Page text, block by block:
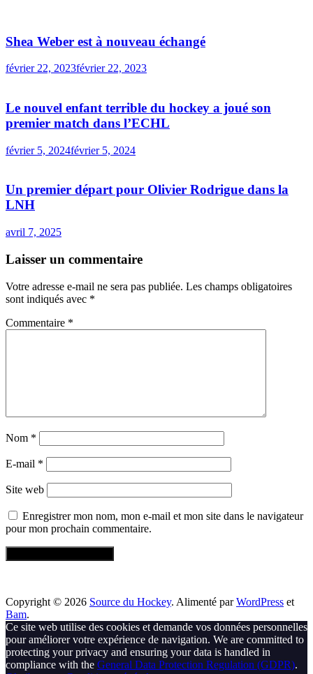
Shea Weber est à nouveau échangé
février 22, 2023février 22, 2023
Le nouvel enfant terrible du hockey a joué son
premier match dans l’ECHL
février 5, 2024février 5, 2024
Un premier départ pour Olivier Rodrigue dans la
LNH
avril 7, 2025
Laisser un commentaire
Votre adresse e-mail ne sera pas publiée. Les champs obligatoires
sont indiqués avec *
Commentaire *
Nom *
E-mail *
Site web
Enregistrer mon nom, mon e-mail et mon site dans le navigateur
pour mon prochain commentaire.
Copyright © 2026 Source du Hockey. Alimenté parWordPress et
Bam.
Ce site web utilise des cookies et demande vos données personnelles
pour améliorer votre expérience de navigation. We are committed to
protecting your privacy and ensuring your data is handled in
compliance with the General Data Protection Regulation (GDPR).